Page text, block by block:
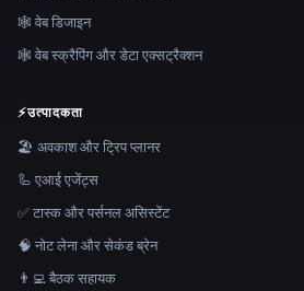
🕸 वेब डिजाइन
🕸️ वेब स्क्रैपिंग और डेटा एक्सट्रैक्शन
⚡उत्पादकता
🏖 अवकाश और ट्रिप प्लानर
🦾 एआई एजेंट्स
✅ टास्क और पर्सनल असिस्टेंट
🧠 नोट लेना और सेकंड ब्रेन
👨‍💻 बैठक सहायक